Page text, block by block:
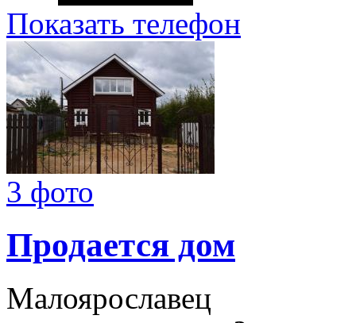
Показать телефон
3 фото
Продается дом
Малоярославец